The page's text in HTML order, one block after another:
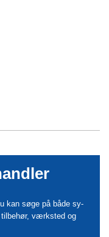
kan søge på både sy-
tilbehør, værksted og